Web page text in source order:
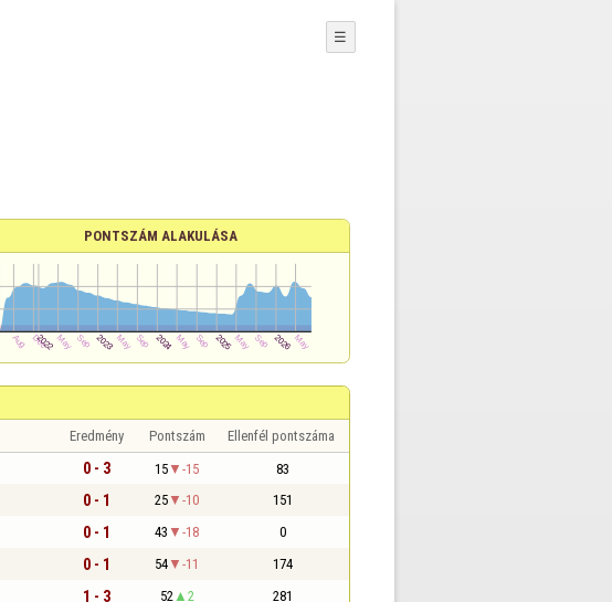
☰
PONTSZÁM ALAKULÁSA
Eredmény Pontszám Ellenfél pontszáma
0 - 3 15 -15 83
0 - 1 25 -10 151
0 - 1 43 -18 0
0 - 1 54 -11 174
1 - 3 52 2 281